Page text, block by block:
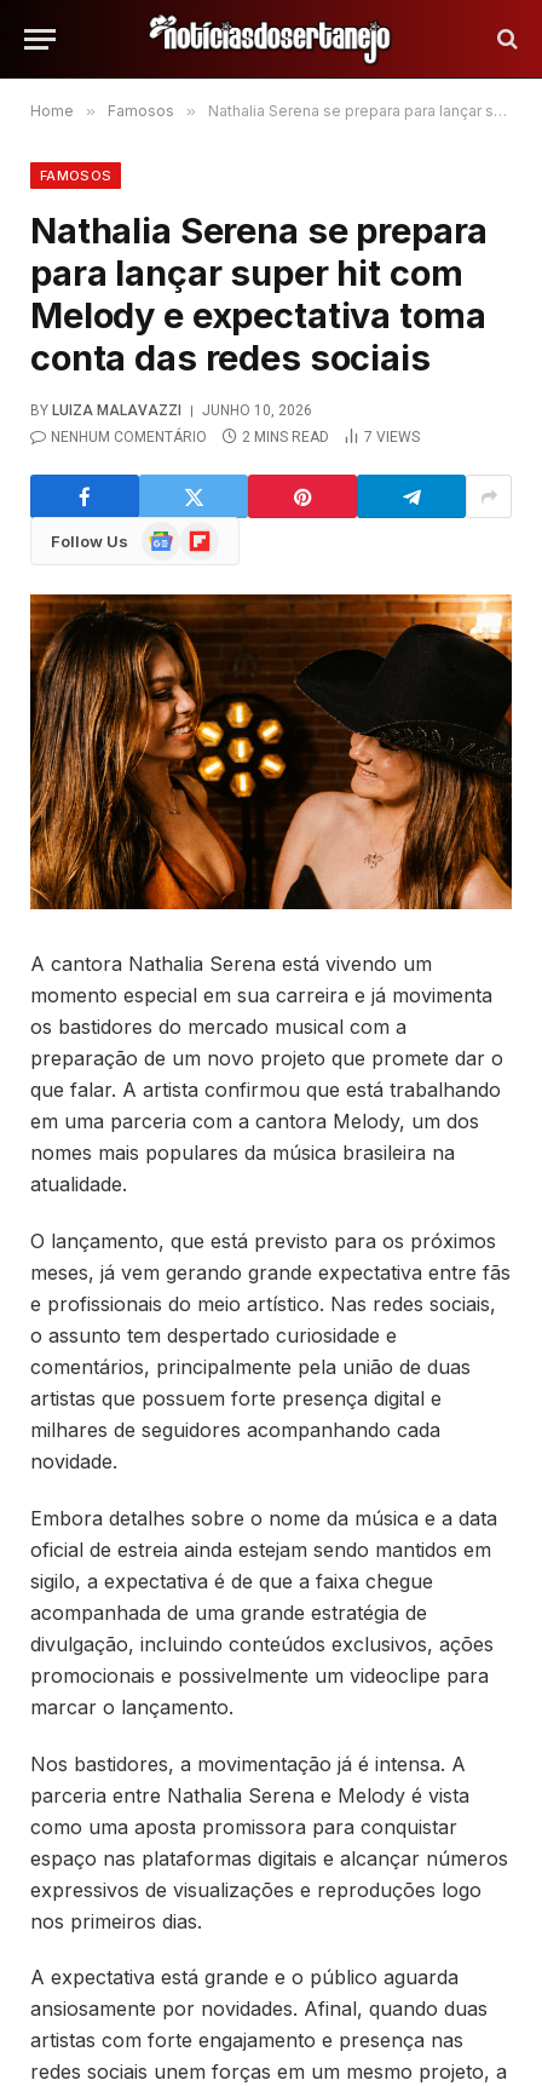
Home » Famosos » Nathalia Serena se prepara para lançar super hit com Melody e expectativa toma conta das redes sociais
FAMOSOS
Nathalia Serena se prepara
para lançar super hit com
Melody e expectativa toma
conta das redes sociais
BY LUIZA MALAVAZZI
JUNHO 10, 2026
NENHUM COMENTÁRIO
2 MINS READ 7 VIEWS
Follow Us
GoogleFlipboard
A cantora Nathalia Serena está vivendo um
momento especial em sua carreira e já movimenta
os bastidores do mercado musical com a
preparação de um novo projeto que promete dar o
que falar. A artista confirmou que está trabalhando
em uma parceria com a cantora Melody, um dos
nomes mais populares da música brasileira na
atualidade.
O lançamento, que está previsto para os próximos
meses, já vem gerando grande expectativa entre fãs
e profissionais do meio artístico. Nas redes sociais,
o assunto tem despertado curiosidade e
comentários, principalmente pela união de duas
artistas que possuem forte presença digital e
milhares de seguidores acompanhando cada
novidade.
Embora detalhes sobre o nome da música e a data
oficial de estreia ainda estejam sendo mantidos em
sigilo, a expectativa é de que a faixa chegue
acompanhada de uma grande estratégia de
divulgação, incluindo conteúdos exclusivos, ações
promocionais e possivelmente um videoclipe para
marcar o lançamento.
Nos bastidores, a movimentação já é intensa. A
parceria entre Nathalia Serena e Melody é vista
como uma aposta promissora para conquistar
espaço nas plataformas digitais e alcançar números
expressivos de visualizações e reproduções logo
nos primeiros dias.
A expectativa está grande e o público aguarda
ansiosamente por novidades. Afinal, quando duas
artistas com forte engajamento e presença nas
redes sociais unem forças em um mesmo projeto, a